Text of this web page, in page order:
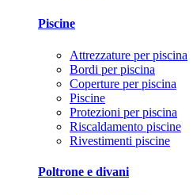
Piscine
Attrezzature per piscina
Bordi per piscina
Coperture per piscina
Piscine
Protezioni per piscina
Riscaldamento piscine
Rivestimenti piscine
Poltrone e divani